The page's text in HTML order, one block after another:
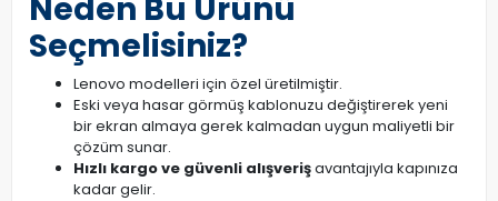
Neden Bu Ürünü
Seçmelisiniz?
Lenovo modelleri için özel üretilmiştir.
Eski veya hasar görmüş kablonuzu değiştirerek yeni
bir ekran almaya gerek kalmadan uygun maliyetli bir
çözüm sunar.
Hızlı kargo ve güvenli alışverişavantajıyla kapınıza
kadar gelir.